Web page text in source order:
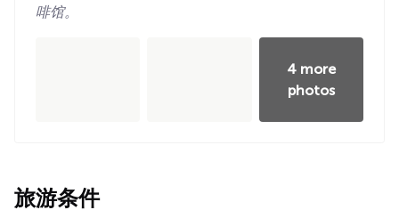
啡馆。
4 more
photos
旅游条件